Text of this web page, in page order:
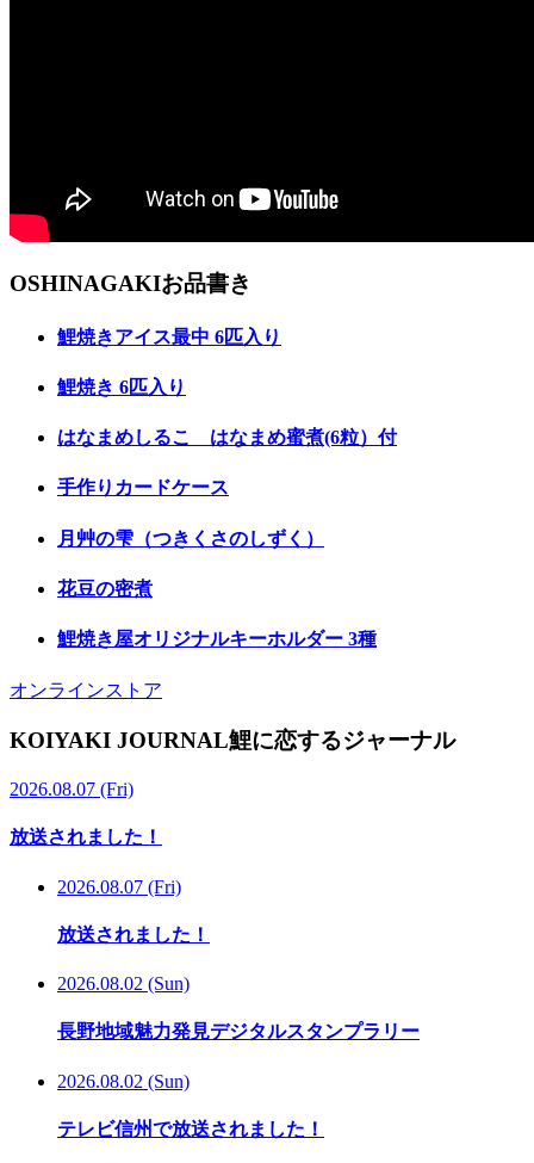
OSHINAGAKIお品書き
鯉焼きアイス最中 6匹入り
鯉焼き 6匹入り
はなまめしるこ はなまめ蜜煮(6粒）付
手作りカードケース
月艸の雫（つきくさのしずく）
花豆の密煮
鯉焼き屋オリジナルキーホルダー 3種
オンラインストア
KOIYAKI JOURNAL鯉に恋するジャーナル
2026.08.07 (Fri)
放送されました！
2026.08.07 (Fri)
放送されました！
2026.08.02 (Sun)
長野地域魅力発見デジタルスタンプラリー
2026.08.02 (Sun)
テレビ信州で放送されました！